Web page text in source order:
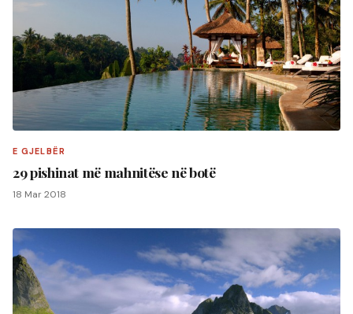
E GJELBËR
29 pishinat më mahnitëse në botë
18 Mar 2018